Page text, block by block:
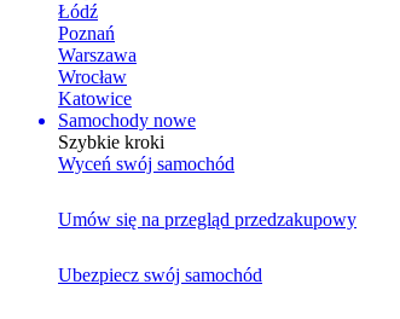
Łódź
Poznań
Warszawa
Wrocław
Katowice
Samochody nowe
Szybkie kroki
Wyceń swój samochód
Umów się na przegląd przedzakupowy
Ubezpiecz swój samochód